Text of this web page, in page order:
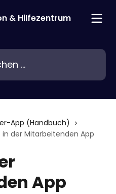
App (Handbuch)
in der Mitarbeitenden App
App